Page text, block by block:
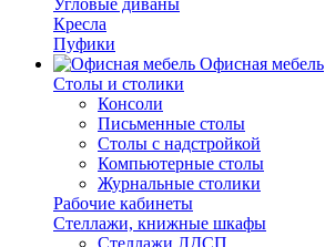
Угловые диваны
Кресла
Пуфики
Офисная мебель
Столы и столики
Консоли
Письменные столы
Столы с надстройкой
Компьютерные столы
Журнальные столики
Рабочие кабинеты
Стеллажи, книжные шкафы
Стеллажи ЛДСП